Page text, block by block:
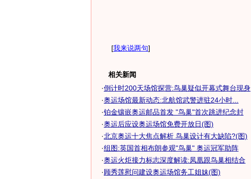
[我来说两句]
相关新闻
·倒计时200天场馆探营:鸟巢疑似开幕式舞台现身
·奥运场馆最新动态:北航馆武警进驻24小时...
·铂金镶嵌奥运邮品首发 "鸟巢"首次跳进纪念封
·奥运后应设奥运场馆免费开放日(图)
·北京奥运十大焦点解析 鸟巢设计有大缺陷?(图)
·组图:英国首相布朗参观"鸟巢" 奥运冠军助阵
·奥运火炬接力标志深度解读:凤凰跟鸟巢相结合
· 顾秀莲慰问建设奥运场馆务工姐妹(图)